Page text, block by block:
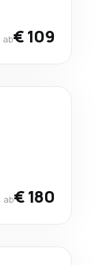
ab€ 109
ab€ 180